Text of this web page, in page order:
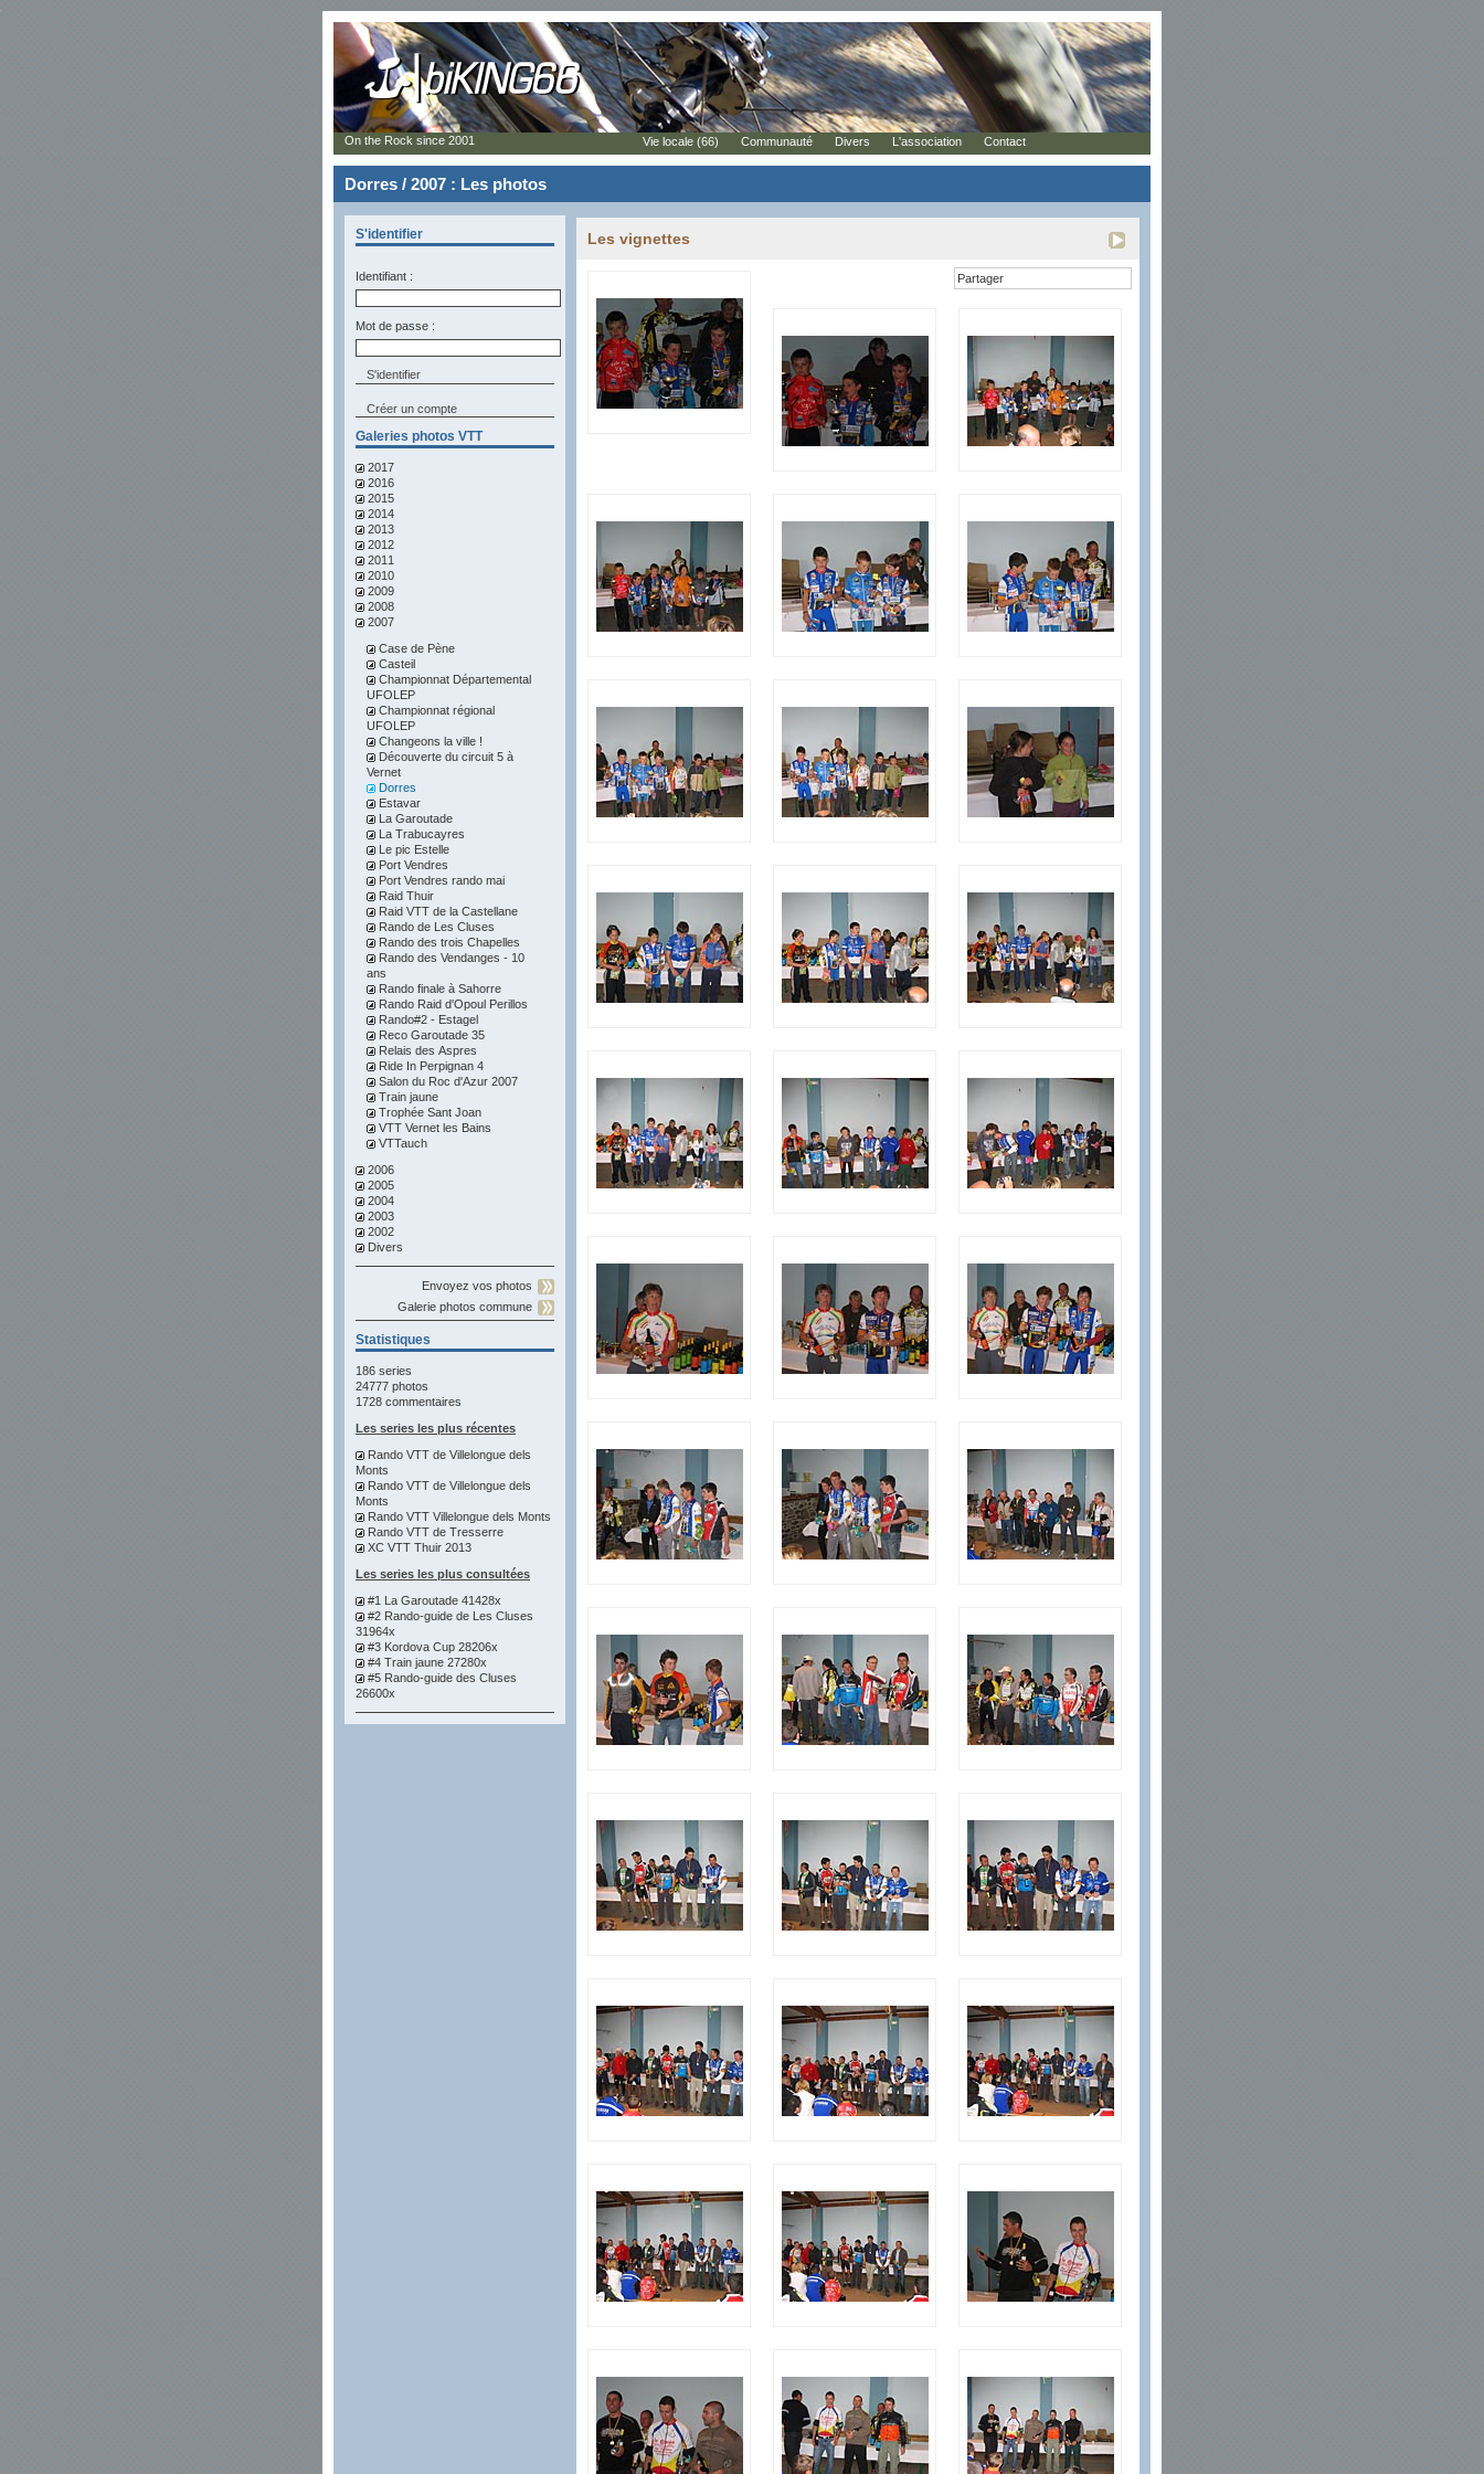
Dorres / 2007 : Les photos
S'identifier
Identifiant :
Mot de passe :
Créer un compte
Galeries photos VTT
2017
2016
2015
2014
2013
2012
2011
2010
2009
2008
2007
Case de Pène
Casteil
Championnat Départemental
UFOLEP
Championnat régional
UFOLEP
Changeons la ville !
Découverte du circuit 5 à
Vernet
Dorres
Estavar
La Garoutade
La Trabucayres
Le pic Estelle
Port Vendres
Port Vendres rando mai
Raid Thuir
Raid VTT de la Castellane
Rando de Les Cluses
Rando des trois Chapelles
Rando des Vendanges - 10
ans
Rando finale à Sahorre
Rando Raid d'Opoul Perillos
Rando#2 - Estagel
Reco Garoutade 35
Relais des Aspres
Ride In Perpignan 4
Salon du Roc d'Azur 2007
Train jaune
Trophée Sant Joan
VTT Vernet les Bains
VTTauch
2006
2005
2004
2003
2002
Divers
Envoyez vos photos
Galerie photos commune
Statistiques
186 series
24777 photos
1728 commentaires
Les series les plus récentes
Rando VTT de Villelongue dels
Monts
Rando VTT de Villelongue dels
Monts
Rando VTT Villelongue dels Monts
Rando VTT de Tresserre
XC VTT Thuir 2013
Les series les plus consultées
#1 La Garoutade 41428x
#2 Rando-guide de Les Cluses
31964x
#3 Kordova Cup 28206x
#4 Train jaune 27280x
#5 Rando-guide des Cluses
26600x
Les vignettes
Partager
On the Rock since 2001 Vie locale (66) Communauté Divers L'association Contact